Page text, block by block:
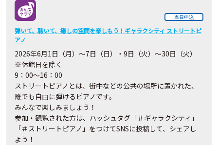
イベントレポート
当日申込
弾いて、聴いて、癒しの空間を楽しもう！ギャラクシティ ストリートピ
アノ
2026年6月1 日（月）～7日（日）・9日（火）～30日 （火）
※休館日を除く
9：00～16：00
ストリートピアノとは、街中などの公共の場所に置かれた、
誰でも自由に弾けるピアノです。
みんなで楽しみましょう！
参加・観覧された方は、ハッシュタグ「＃ギャラクシティ」
「＃ストリートピアノ」をつけてSNSに投稿して、シェアし
よう！